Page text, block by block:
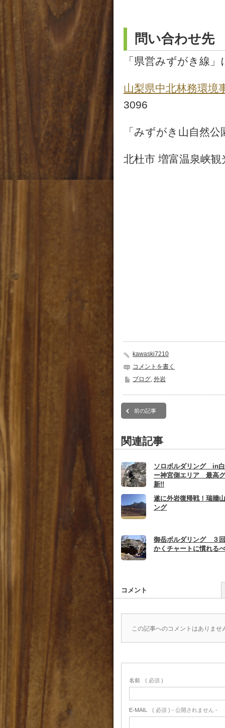
問い合わせ先
「県営みずがき線
山梨県中北林務環
3096
「みずがき山自然
北杜市 増富温泉峡
kawaski7210
コメントを書く
ブログ, 外岩
前の記事
関連記事
ソロボルダリング in
ー神宮側エリア 最高
新!!
遂に外岩復帰戦！瑞牆
ング
御岳ボルダリング ３
かくチャートに慣れる
コメント
この記事へのコメントはありませ
名前 ( 必須 )
E-MAIL ( 必須 ) - 公開されません -